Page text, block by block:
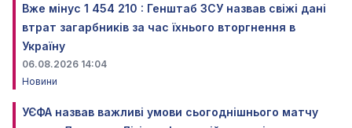
Вже мінус 1 454 210 : Генштаб ЗСУ назвав свіжі дані
втрат загарбників за час їхнього вторгнення в
Україну
06.08.2026 14:04
Новини
УЄФА назвав важливі умови сьогоднішнього матчу